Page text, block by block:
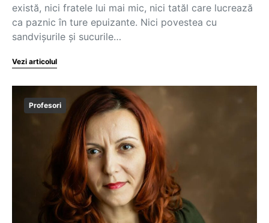
există, nici fratele lui mai mic, nici tatăl care lucrează
ca paznic în ture epuizante. Nici povestea cu
sandvișurile și sucurile…
Vezi articolul
Profesori